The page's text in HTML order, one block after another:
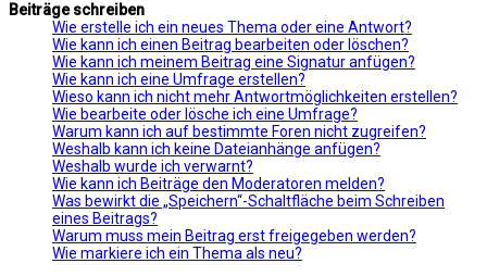
Beiträge schreiben
Wie erstelle ich ein neues Thema oder eine Antwort?
Wie kann ich einen Beitrag bearbeiten oder löschen?
Wie kann ich meinem Beitrag eine Signatur anfügen?
Wie kann ich eine Umfrage erstellen?
Wieso kann ich nicht mehr Antwortmöglichkeiten erstellen?
Wie bearbeite oder lösche ich eine Umfrage?
Warum kann ich auf bestimmte Foren nicht zugreifen?
Weshalb kann ich keine Dateianhänge anfügen?
Weshalb wurde ich verwarnt?
Wie kann ich Beiträge den Moderatoren melden?
Was bewirkt die „Speichern“-Schaltfläche beim Schreiben
eines Beitrags?
Warum muss mein Beitrag erst freigegeben werden?
Wie markiere ich ein Thema als neu?